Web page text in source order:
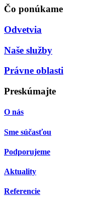
Čo ponúkame
Odvetvia
Naše služby
Právne oblasti
Preskúmajte
O nás
Sme súčasťou
Podporujeme
Aktuality
Referencie